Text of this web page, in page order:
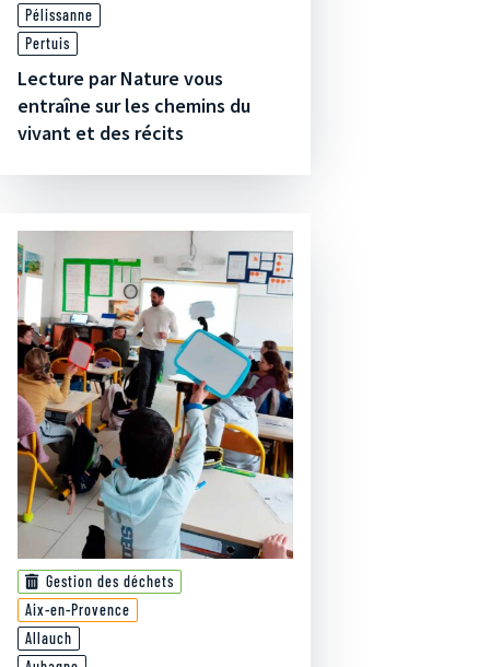
Pélissanne
Pertuis
Lecture par Nature vous
entraîne sur les chemins du
vivant et des récits
Gestion des déchets
Aix-en-Provence
Allauch